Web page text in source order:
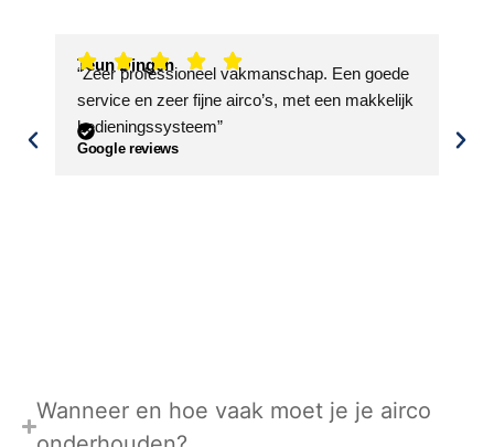
Teun Dingen
“Zeer professioneel vakmanschap. Een goede
service en zeer fijne airco’s, met een makkelijk
bedieningssysteem”
Google reviews
Wanneer en hoe vaak moet je je airco